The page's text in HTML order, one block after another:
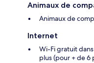
Animaux de
Animaux de
Internet
Wi-Fi gratuit
plus (pour + de 6